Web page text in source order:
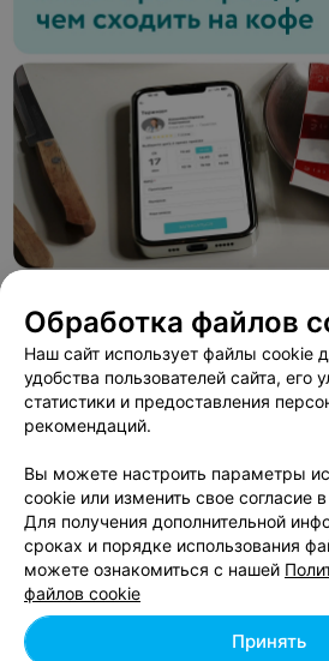
ЭФФЕКТИВНАЯ РЕКЛАМА НА САЙТЕ
БАССЕЙН, СПОРТИВНЫЙ КОМПЛЕКС
Могилев, ул. Орловского, 24а до
Бассейн СШ №44
Могилев, ул. Тютчева, 2а
Обработка файлов
Наш сайт использует файлы cookie
удобства пользователей сайта, его
статистики и предоставления
рекомендаций.
Вы можете настроить параметры
cookie или изменить свое согласие
Для получения дополнительной
сроках и порядке использования
можете ознакомиться с нашей
файлов cookie
Принять